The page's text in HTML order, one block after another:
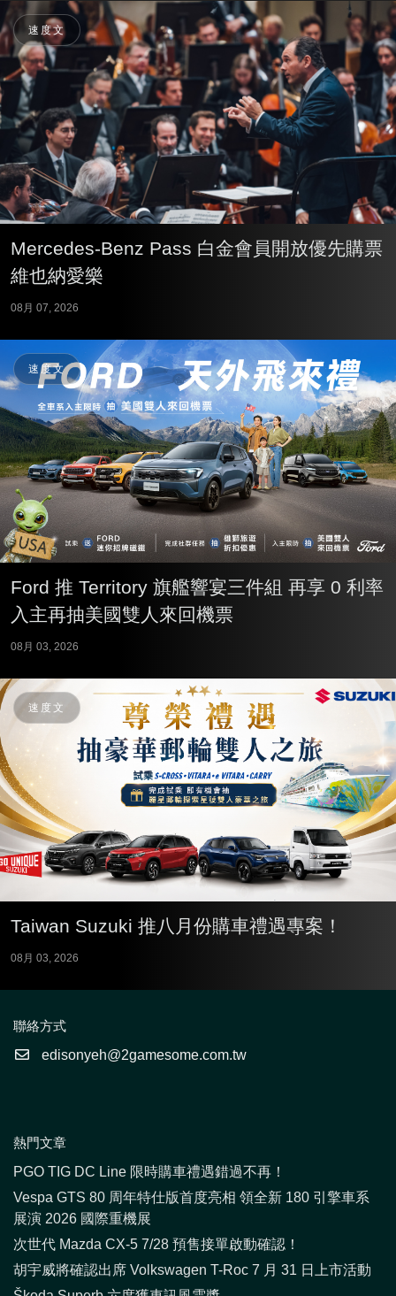
速度文
Mercedes-Benz Pass 白金會員開放優先購票
維也納愛樂
08月 07, 2026
速度文
Ford 推 Territory 旗艦響宴三件組 再享 0 利率
入主再抽美國雙人來回機票
08月 03, 2026
速度文
Taiwan Suzuki 推八月份購車禮遇專案！
08月 03, 2026
聯絡方式
edisonyeh@2gamesome.com.tw
熱門文章
PGO TIG DC Line 限時購車禮遇錯過不再！
Vespa GTS 80 周年特仕版首度亮相 領全新 180 引擎車系
展演 2026 國際重機展
次世代 Mazda CX-5 7/28 預售接單啟動確認！
胡宇威將確認出席 Volkswagen T-Roc 7 月 31 日上市活動